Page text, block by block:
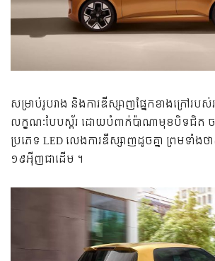
សម្រាប់រូបរាង និងការឌីស្សាញផ្នែកខាងក្រៅរបស់
លក្ខណៈបែបស្ព័រ ដោយបំពាក់ប៉ាណាមុខបិទជិត
ប្រភេទ LED លេងការឌីស្សាញដូចគ្នា ព្រមទាំង
១៩អ៉ីញជាដើម ។